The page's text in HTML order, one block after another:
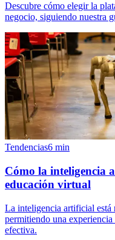
Descubre cómo elegir la
negocio, siguiendo nuestra
Tendencias6 min
Cómo la inteligencia
educación virtual
La inteligencia artificial
permitiendo una
efectiva.